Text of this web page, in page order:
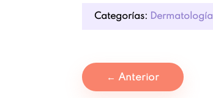
Categorías: Dermatología
← Anterior